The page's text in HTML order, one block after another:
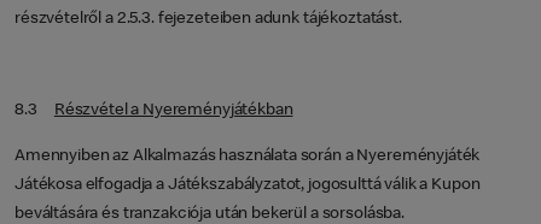
részvételről a 2.5.3. fejezeteiben adunk tájékoztatást.
8.3 Részvétel a Nyereményjátékban
Amennyiben az Alkalmazás használata során a Nyereményjáték
Játékosa elfogadja a Játékszabályzatot, jogosulttá válik a Kupon
beváltására és tranzakciója után bekerül a sorsolásba.